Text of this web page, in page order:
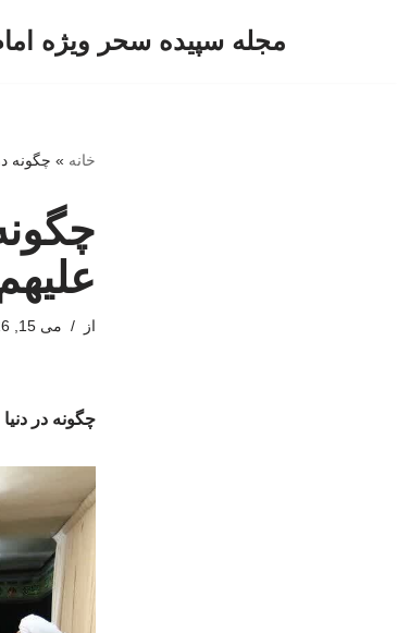
مجله سپیده سحر ویژه
خانه » چگونه
از می 15, 2026
چگونه در